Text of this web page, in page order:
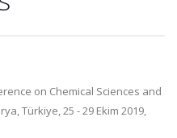
on Chemical Sciences and
Türkiye, 25 - 29 Ekim 2019,